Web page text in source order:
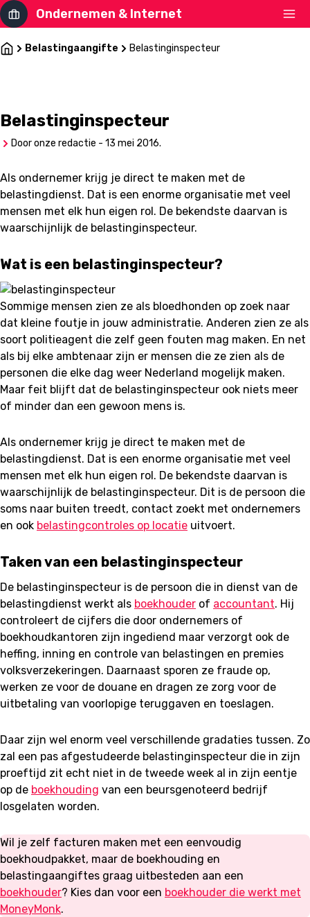
Ondernemen & Internet
Belastingaangifte Belastinginspecteur
Belastinginspecteur
Door onze redactie - 13 mei 2016.
Als ondernemer krijg je direct te maken met de
belastingdienst. Dat is een enorme organisatie met veel
mensen met elk hun eigen rol. De bekendste daarvan is
waarschijnlijk de belastinginspecteur.
Wat is een belastinginspecteur?
Sommige mensen zien ze als bloedhonden op zoek naar
dat kleine foutje in jouw administratie. Anderen zien ze als
soort politieagent die zelf geen fouten mag maken. En net
als bij elke ambtenaar zijn er mensen die ze zien als de
personen die elke dag weer Nederland mogelijk maken.
Maar feit blijft dat de belastinginspecteur ook niets meer
of minder dan een gewoon mens is.
Als ondernemer krijg je direct te maken met de
belastingdienst. Dat is een enorme organisatie met veel
mensen met elk hun eigen rol. De bekendste daarvan is
waarschijnlijk de belastinginspecteur. Dit is de persoon die
soms naar buiten treedt, contact zoekt met ondernemers
en ook belastingcontroles op locatie uitvoert.
Taken van een belastinginspecteur
De belastinginspecteur is de persoon die in dienst van de
belastingdienst werkt als boekhouder of accountant. Hij
controleert de cijfers die door ondernemers of
boekhoudkantoren zijn ingediend maar verzorgt ook de
heffing, inning en controle van belastingen en premies
volksverzekeringen. Daarnaast sporen ze fraude op,
werken ze voor de douane en dragen ze zorg voor de
uitbetaling van voorlopige teruggaven en toeslagen.
Daar zijn wel enorm veel verschillende gradaties tussen. Zo
zal een pas afgestudeerde belastinginspecteur die in zijn
proeftijd zit echt niet in de tweede week al in zijn eentje
op de boekhouding van een beursgenoteerd bedrijf
losgelaten worden.
Wil je zelf facturen maken met een eenvoudig
boekhoudpakket, maar de boekhouding en
belastingaangiftes graag uitbesteden aan een
boekhouder? Kies dan voor een boekhouder die werkt met
MoneyMonk.